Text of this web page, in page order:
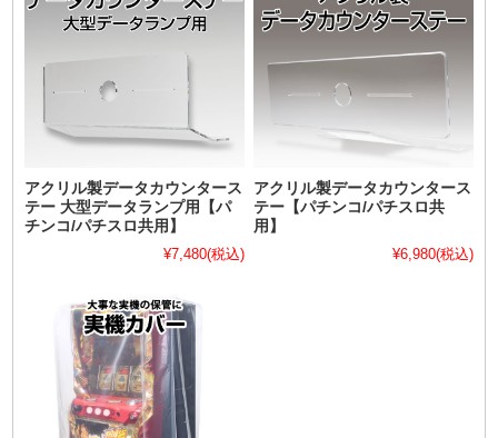
アクリル製データカウンタース
テー 大型データランプ用【パ
チンコ/パチスロ共用】
¥7,480(税込)
アクリル製データカウンタース
テー【パチンコ/パチスロ共
用】
¥6,980(税込)